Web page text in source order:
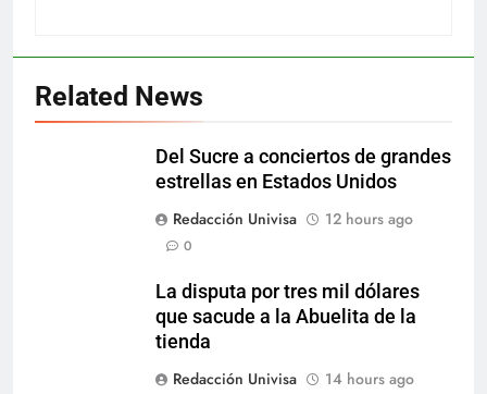
Related News
Del Sucre a conciertos de grandes
estrellas en Estados Unidos
Redacción Univisa
12 hours ago
0
La disputa por tres mil dólares
que sacude a la Abuelita de la
tienda
Redacción Univisa
14 hours ago